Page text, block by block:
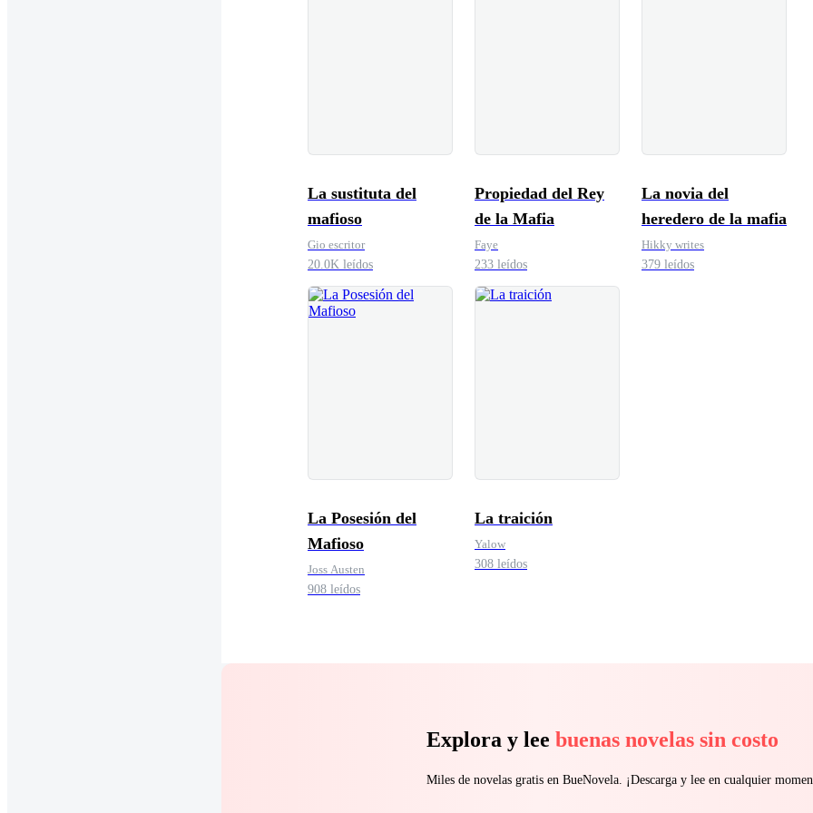
La sustituta del
mafioso
Gio escritor
20.0K leídos
Propiedad del Rey
de la Mafia
Faye
233 leídos
La novia del
heredero de la mafia
Hikky writes
379 leídos
La Posesión del
Mafioso
Joss Austen
908 leídos
La traición
Yalow
308 leídos
Explora y lee buenas novelas sin costo
Miles de novelas gratis en BueNovela. ¡Descarga y lee en cualquier